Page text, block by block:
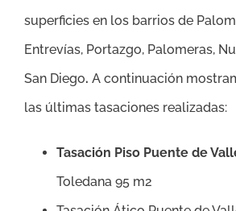
superficies en los barrios de
Entrevías, Portazgo, Palomeras,
San Diego. A continuación
las últimas tasaciones realizadas:
Tasación Piso Puente de
Toledana 95 m2